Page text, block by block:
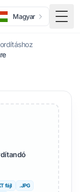
Magyar
fájl
.JPG